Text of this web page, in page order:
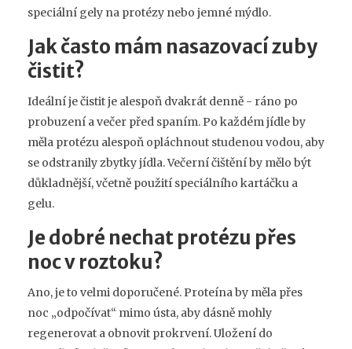
speciální gely na protézy nebo jemné mýdlo.
Jak často mám nasazovací zuby
čistit?
Ideální je čistit je alespoň dvakrát denně - ráno po
probuzení a večer před spaním. Po každém jídle by
měla protézu alespoň opláchnout studenou vodou, aby
se odstranily zbytky jídla. Večerní čištění by mělo být
důkladnější, včetně použití speciálního kartáčku a
gelu.
Je dobré nechat protézu přes
noc v roztoku?
Ano, je to velmi doporučené. Proteína by měla přes
noc „odpočívat“ mimo ústa, aby dásně mohly
regenerovat a obnovit prokrvení. Uložení do